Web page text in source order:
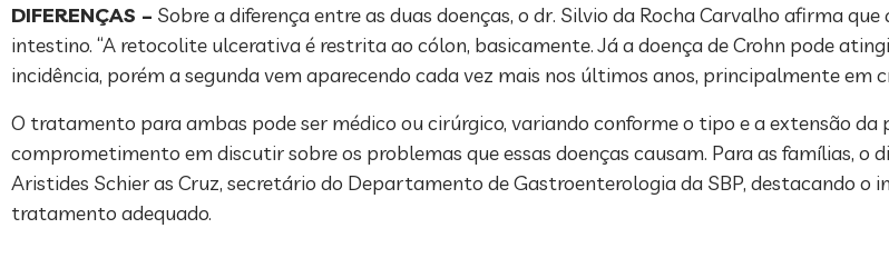
DIFERENÇAS – Sobre a diferença entre as duas doenças, o dr. Silvio da Rocha Carvalho afirma
intestino. “A retocolite ulcerativa é restrita ao cólon, basicamente. Já a doença de Crohn pode
incidência, porém a segunda vem aparecendo cada vez mais nos últimos anos, principalmente em
O tratamento para ambas pode ser médico ou cirúrgico, variando conforme o tipo e a extensão da
comprometimento em discutir sobre os problemas que essas doenças causam. Para as famílias, o
Aristides Schier as Cruz, secretário do Departamento de Gastroenterologia da SBP, destacando o
tratamento adequado.